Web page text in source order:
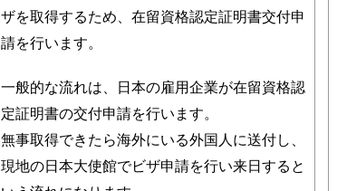
ザを取得するため、在留資格認定証明書交付申
請を行います。
一般的な流れは、日本の雇用企業が在留資格認
定証明書の交付申請を行います。
無事取得できたら海外にいる外国人に送付し、
現地の日本大使館でビザ申請を行い来日すると